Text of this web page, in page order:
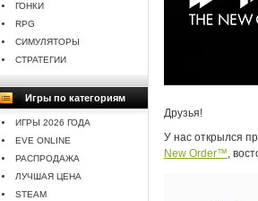
ГОНКИ
RPG
СИМУЛЯТОРЫ
СТРАТЕГИИ
Игры по категориям
ИГРЫ 2026 ГОДА
EVE ONLINE
РАСПРОДАЖА
ЛУЧШАЯ ЦЕНА
STEAM
Друзья!
У нас открылся
New Order™,